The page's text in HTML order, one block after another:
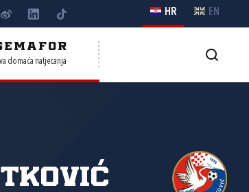
HR EN
domaća natjecanja